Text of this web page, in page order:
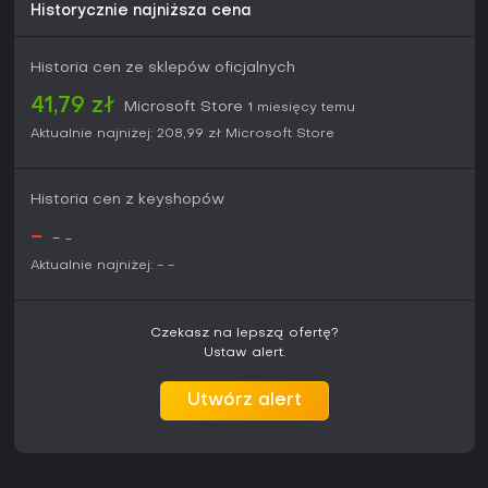
Recenzje chwalą dopracowaną mechanikę i oprawę
online, zarówno casualowe, jak i turniejowe. Osoby
platformy mogą uznać grę za nieco przestarzałą w
porównaniu z nowszymi tytułami, jednak rdzeń rozgrywki -
Historycznie najniższa cena
Historia cen ze sklepów oficjalnych
41,79 zł Microsoft Store 1 miesięcy temu
Aktualnie najniżej: 208,99 zł Microsoft Store
Historia cen z keyshopów
- - -
Aktualnie najniżej: - -
Czekasz na lepszą ofertę?
Ustaw alert.
Utwórz alert